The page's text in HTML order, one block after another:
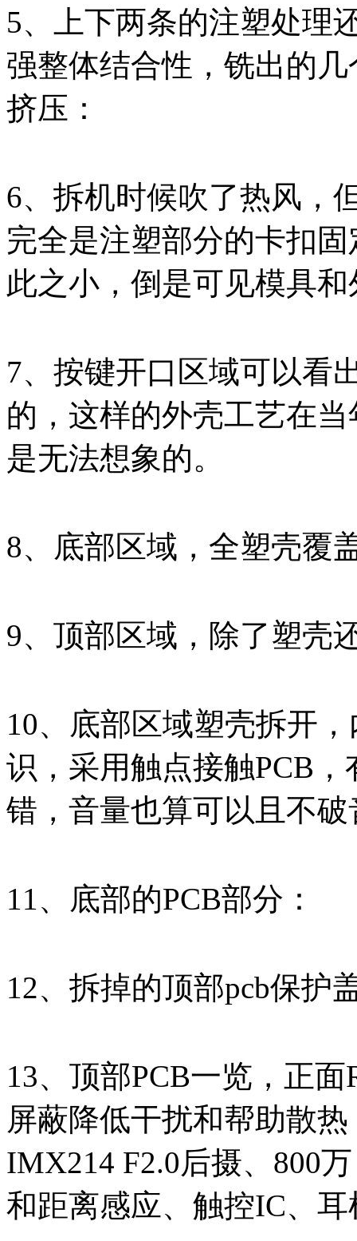
5、上下两条的注塑处理
强整体结合性，铣出的
挤压：
6、拆机时候吹了热风，
完全是注塑部分的卡扣
此之小，倒是可见模具
7、按键开口区域可以看
的，这样的外壳工艺在
是无法想象的。
8、底部区域，全塑壳覆
9、顶部区域，除了塑壳
10、底部区域塑壳拆开
识，采用触点接触PCB
错，音量也算可以且不破
11、底部的PCB部分：
12、拆掉的顶部pcb保护
13、顶部PCB一览，正
屏蔽降低干扰和帮助散
IMX214 F2.0后摄、800
和距离感应、触控IC、